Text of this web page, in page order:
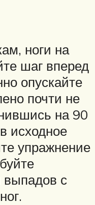
ноги на
шаг вперед
опускайте
почти не
на 90
исходное
упражнение
выпадов с